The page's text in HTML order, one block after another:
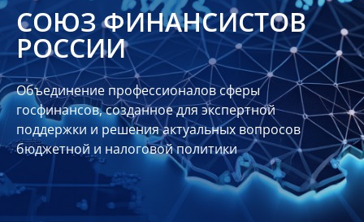
О
СФР
Совет
Союза
Участники
Планы
отчеты
Контакты
СОЮЗ ФИНАНСИСТОВ
РОССИИ
Объединение профессионалов сферы
госфинансов, созданное для экспертной
поддержки и решения актуальных вопросов
бюджетной и налоговой политики